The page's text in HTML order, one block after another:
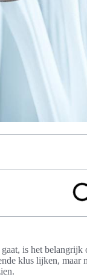
gaat, is het belangrijk
klus lijken, maar